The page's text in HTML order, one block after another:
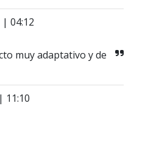
| 04:12
muy adaptativo y de
11:10